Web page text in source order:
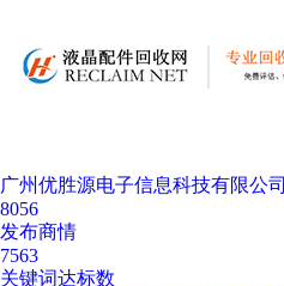
广州优胜源电子信息科技有限公司
8056
发布商情
7563
关键词达标数